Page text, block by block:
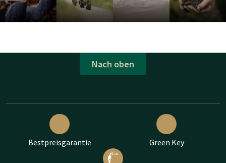
Nach oben
Bestpreisgarantie Green Key